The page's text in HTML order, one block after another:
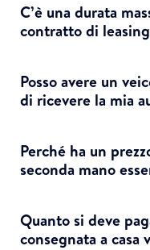
C’è una durata
contratto di
Posso avere un
di ricevere la mia
Perché ha un
seconda mano
Quanto si deve
consegnata a